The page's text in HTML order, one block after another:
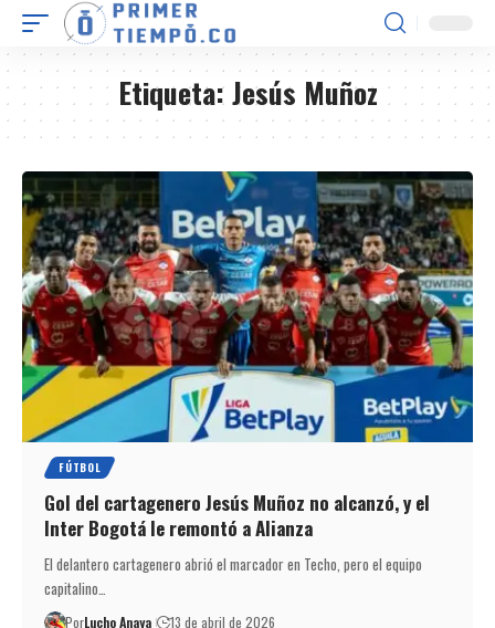
Etiqueta:Jesús Muñoz
FÚTBOL
Gol del cartagenero Jesús Muñoz no alcanzó, y el
Inter Bogotá le remontó a Alianza
El delantero cartagenero abrió el marcador en Techo, pero el equipo
capitalino…
PorLucho Anaya 13 de abril de 2026